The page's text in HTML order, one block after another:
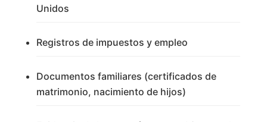
Unidos
Registros de impuestos y empleo
Documentos familiares (certificados de
matrimonio, nacimiento de hijos)